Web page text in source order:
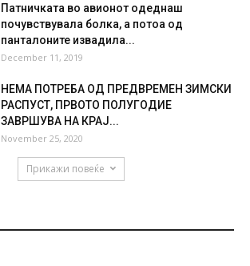
Патничката во авионот одеднаш
почувствувала болка, а потоа од
панталоните извадила...
December 11, 2019
НЕМА ПОТРЕБА ОД ПРЕДВРЕМЕН ЗИМСКИ
РАСПУСТ, ПРВОТО ПОЛУГОДИЕ
ЗАВРШУВА НА КРАЈ...
November 25, 2020
Прикажи повеќе